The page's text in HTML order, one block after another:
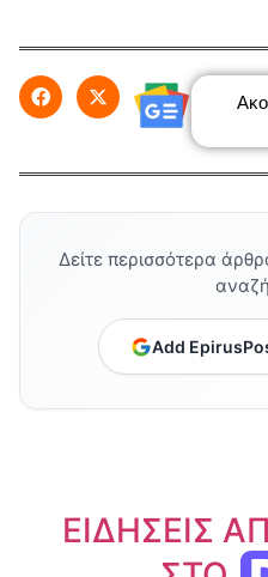
Δείτε περισσότερα
Add
ΕΙΔΗΣΕΙΣ